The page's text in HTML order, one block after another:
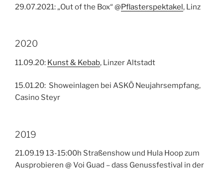
29.07.2021: „Out of the Box“ @Pflasterspektakel, Linz
2020
11.09.20: Kunst & Kebab, Linzer Altstadt
15.01.20: Showeinlagen bei ASKÖ Neujahrsempfang,
Casino Steyr
2019
21.09.19 13-15:00h Straßenshow und Hula Hoop zum
Ausprobieren @ Voi Guad – dass Genussfestival in der